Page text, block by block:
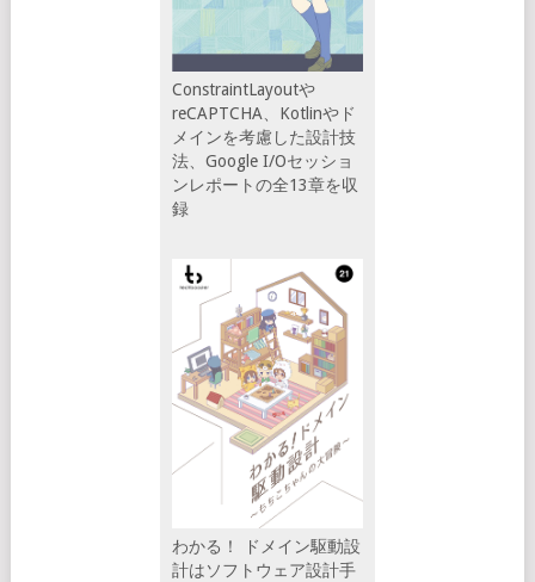
ConstraintLayoutや
reCAPTCHA、Kotlinやド
メインを考慮した設計技
法、Google I/Oセッショ
ンレポートの全13章を収
録
わかる！ ドメイン駆動設
計はソフトウェア設計手